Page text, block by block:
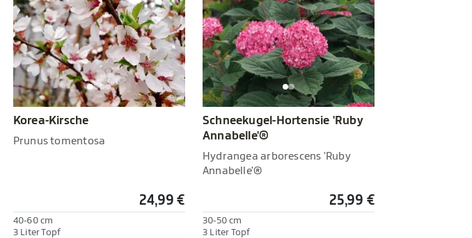
Korea-Kirsche
Prunus tomentosa
24,99 €
40-60 cm
3 Liter Topf
Schneekugel-Hortensie 'Ruby
Annabelle'®
Hydrangea arborescens 'Ruby
Annabelle'®
25,99 €
30-50 cm
3 Liter Topf